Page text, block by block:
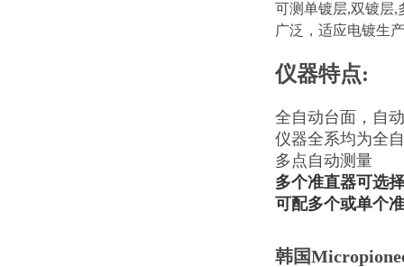
可测单镀层,双镀层,
广泛，适应电镀生
仪器特点:
全自动台面，自
仪器全系均为全
多点自动测量
多个准直器可选
可配多个或单个
韩国